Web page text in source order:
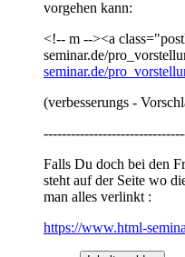
vorgehen kann:
<!-- m --><a
seminar.de/
seminar.de/
(verbesserungs -
Falls Du doch bei den
steht auf der Seite wo
man alles verlinkt :
https://www.html-